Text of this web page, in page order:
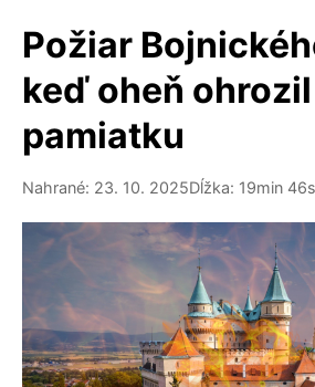
Požiar
keď oheň
pamiatku
Nahrané: 23. 10. 2025Dĺžka: 19min 46s